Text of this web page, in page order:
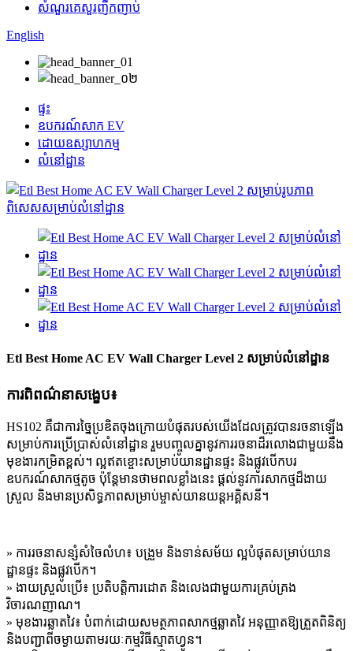
សំណួរគេសួរញឹកញាប់
English
ផ្ទះ
ឧបករណ៍សាក EV
ដោយឧស្សាហកម្ម
លំនៅដ្ឋាន
Etl Best Home AC EV Wall Charger Level 2 សម្រាប់លំនៅដ្ឋាន
ការពិពណ៌នាសង្ខេប៖
HS102 គឺជាការច្នៃប្រឌិតចុងក្រោយបំផុតរបស់យើងដែលត្រូវបានរចនាឡើង
សម្រាប់ការប្រើប្រាស់លំនៅដ្ឋាន រួមបញ្ចូលគ្នានូវការរចនាដ៏រលោងជាមួយនឹង
មុខងារកម្រិតខ្ពស់។ ល្អឥតខ្ចោះសម្រាប់យានដ្ឋានផ្ទះ និងផ្លូវបើកបរ
ឧបករណ៍សាកថ្មតូច ប៉ុន្តែមានថាមពលខ្លាំងនេះ ផ្តល់នូវការសាកថ្មដ៏ងាយ
ស្រួល និងមានប្រសិទ្ធភាពសម្រាប់ម្ចាស់យានយន្តអគ្គិសនី។
» ការរចនាសន្សំសំចៃលំហ៖ បង្រួម និងទាន់សម័យ ល្អបំផុតសម្រាប់យាន
ដ្ឋានផ្ទះ និងផ្លូវបើក។
» ងាយស្រួលប្រើ៖ ប្រតិបត្តិការដោត និងលេងជាមួយការគ្រប់គ្រង
វិចារណញាណ។
» មុខងារឆ្លាតវៃ៖ បំពាក់ដោយសមត្ថភាពសាកថ្មឆ្លាតវៃ អនុញ្ញាតឱ្យត្រួតពិនិត្យ
និងបញ្ជាពីចម្ងាយតាមរយៈកម្មវិធីស្មាតហ្វូន។